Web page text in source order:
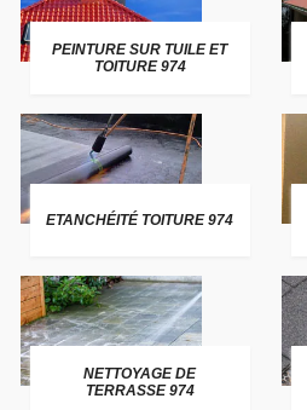
PEINTURE SUR TUILE ET
TOITURE 974
ETANCHÉITÉ TOITURE 974
NETTOYAGE DE
TERRASSE 974